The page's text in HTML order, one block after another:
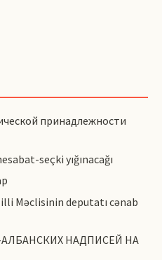
принадлежности
seçki yığınacağı
Məclisinin deputatı cənab
НАДПИСЕЙ НА